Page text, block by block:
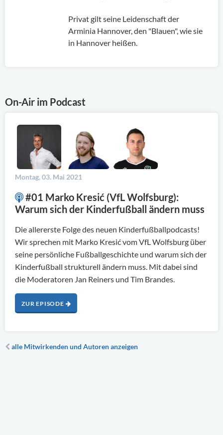
Privat gilt seine Leidenschaft der
Arminia Hannover, den "Blauen", wie sie
in Hannover heißen.
On-Air im Podcast
Montag, 03. Mai 2021
#01 Marko Kresić (VfL Wolfsburg):
Warum sich der Kinderfußball ändern muss
Die allererste Folge des neuen Kinderfußballpodcasts!
Wir sprechen mit Marko Kresić vom VfL Wolfsburg über
seine persönliche Fußballgeschichte und warum sich der
Kinderfußball strukturell ändern muss. Mit dabei sind
die Moderatoren Jan Reiners und Tim Brandes.
ZUR EPISODE
alle Mitwirkenden und Autoren anzeigen